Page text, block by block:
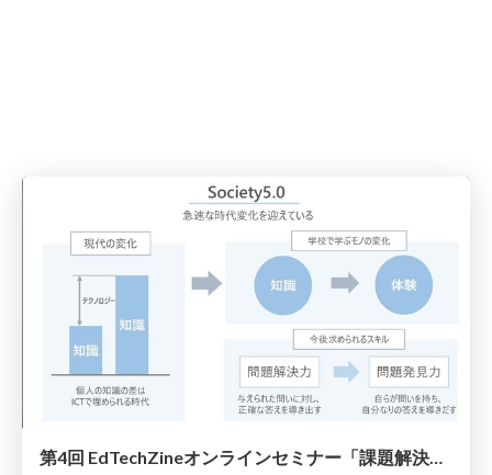
第4回 EdTechZineオンラインセミナー「課題解決型学習のその先へ――新しい学びの4ステップ」